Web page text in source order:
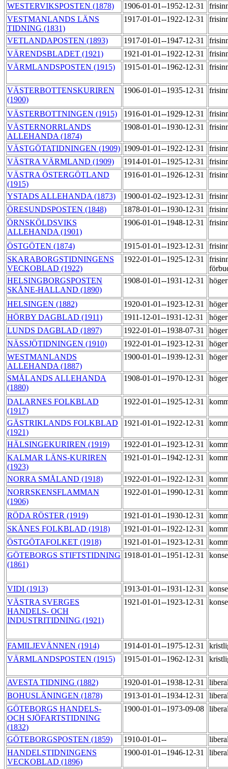
WESTERVIKSPOSTEN (1878) 1906-01-01--1952-12-31
VESTMANLANDS LÄNS
TIDNING (1831)
1917-01-01--1922-12-31
VETLANDAPOSTEN (1893) 1917-01-01--1947-12-31
VÄRENDSBLADET (1921)
1921-01-01--1922-12-31
VÄRMLANDSPOSTEN (1915)
1915-01-01--1962-12-31
VÄSTERBOTTENSKURIREN
(1900)
1906-01-01--1935-12-31
VÄSTERBOTTNINGEN (1915) 1916-01-01--1929-12-31
VÄSTERNORRLANDS
ALLEHANDA (1874)
1908-01-01--1930-12-31
VÄSTGÖTATIDNINGEN (1909) 1909-01-01--1922-12-31
VÄSTRA VÄRMLAND (1909)
1914-01-01--1925-12-31
VÄSTRA ÖSTERGÖTLAND
(1915)
1916-01-01--1926-12-31
YSTADS ALLEHANDA (1873) 1900-01-02--1923-12-31
ÖRESUNDSPOSTEN (1848)
1878-01-01--1930-12-31
ÖRNSKÖLDSVIKS
ALLEHANDA (1901)
1906-01-01--1948-12-31
ÖSTGÖTEN (1874) 1915-01-01--1923-12-31
SKARABORGSTIDNINGENS
VECKOBLAD (1922)
1922-01-01--1925-12-31
HELSINGBORGSPOSTEN
SKÅNE-HALLAND (1890)
1908-01-01--1931-12-31
HELSINGEN (1882) 1920-01-01--1923-12-31
HÖRBY DAGBLAD (1911)
1911-12-01--1931-12-31
LUNDS DAGBLAD (1897)
1922-01-01--1938-07-31
NÄSSJÖTIDNINGEN (1910)
1922-01-01--1923-12-31
WESTMANLANDS
ALLEHANDA (1887)
1900-01-01--1939-12-31
SMÅLANDS ALLEHANDA
(1880)
1908-01-01--1970-12-31
DALARNES FOLKBLAD
(1917)
1922-01-01--1925-12-31
GÄSTRIKLANDS FOLKBLAD
(1921)
1921-01-01--1922-12-31
HÄLSINGEKURIREN (1919) 1922-01-01--1923-12-31
KALMAR LÄNS-KURIREN
(1923)
1921-01-01--1942-12-31
NORRA SMÅLAND (1918) 1922-01-01--1922-12-31
NORRSKENSFLAMMAN
(1906)
1922-01-01--1990-12-31
RÖDA RÖSTER (1919) 1921-01-01--1930-12-31
SKÅNES FOLKBLAD (1918)
1921-01-01--1922-12-31
ÖSTGÖTAFOLKET (1918)
1921-01-01--1923-12-31
GÖTEBORGS STIFTSTIDNING
(1861)
1918-01-01--1951-12-31
VIDI (1913) 1913-01-01--1931-12-31
VÄSTRA SVERGES
HANDELS- OCH
INDUSTRITIDNING (1921)
1921-01-01--1923-12-31
FAMILJEVÄNNEN (1914) 1914-01-01--1975-12-31
VÄRMLANDSPOSTEN (1915)
1915-01-01--1962-12-31
AVESTA TIDNING (1882) 1920-01-01--1938-12-31
BOHUSLÄNINGEN (1878)
1913-01-01--1934-12-31
GÖTEBORGS HANDELS-
OCH SJÖFARTSTIDNING
(1832)
1900-01-01--1973-09-08
GÖTEBORGSPOSTEN (1859) 1910-01-01--
HANDELSTIDNINGENS
VECKOBLAD (1896)
1900-01-01--1946-12-31